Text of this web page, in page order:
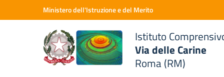
Vai ai contenuti
Vai al menu di navigazioneMinistero dell'Istruzione e del Merito
Istituto
Via delle Carine
Roma (RM)